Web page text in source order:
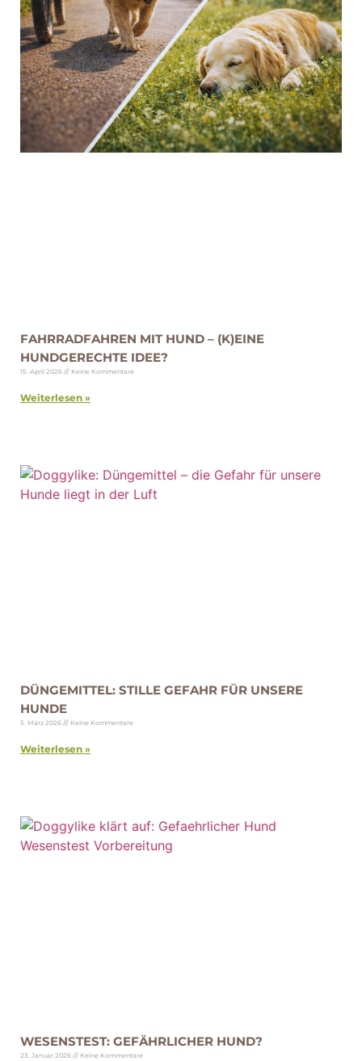
FAHRRADFAHREN MIT HUND – (K)EINE
HUNDGERECHTE IDEE?
15. April 2026 Keine Kommentare
Weiterlesen »
DÜNGEMITTEL: STILLE GEFAHR FÜR UNSERE
HUNDE
5. März 2026 Keine Kommentare
Weiterlesen »
WESENSTEST: GEFÄHRLICHER HUND?
23. Januar 2026 Keine Kommentare